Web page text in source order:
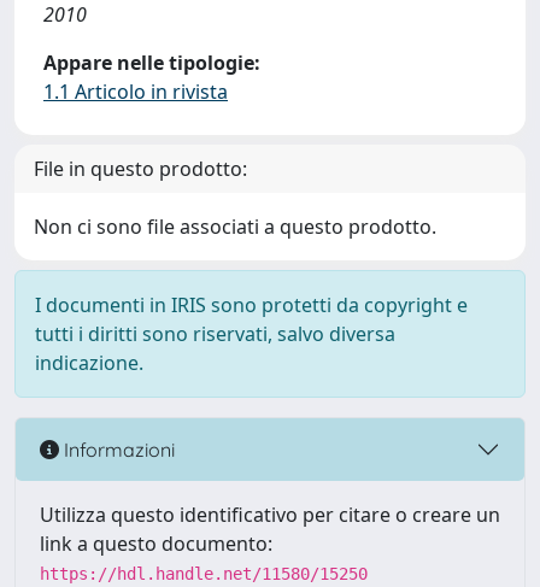
2010
Appare nelle tipologie:
1.1 Articolo in rivista
File in questo prodotto:
Non ci sono file associati a questo prodotto.
I documenti in IRIS sono protetti da copyright e
tutti i diritti sono riservati, salvo diversa
indicazione.
Informazioni
Utilizza questo identificativo per citare o creare un
link a questo documento:
https://hdl.handle.net/11580/15250